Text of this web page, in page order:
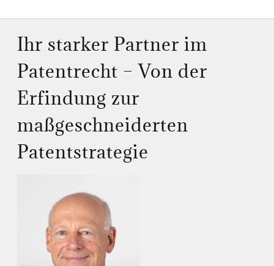
Ihr starker Partner im
Patentrecht – Von der
Erfindung zur
maßgeschneiderten
Patentstrategie